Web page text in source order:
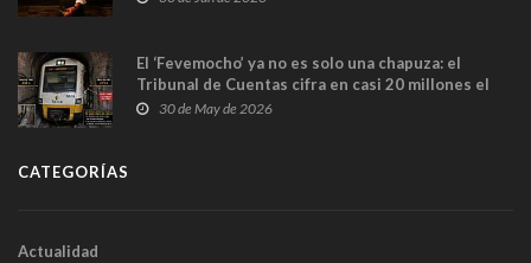
El ‘Fevemocho’ ya no es solo una chapuza: el
Tribunal de Cuentas cifra en casi 20 millones el
sobrecoste de los trenes que no cabían por los
30 de May de 2026
CATEGORÍAS
Actualidad